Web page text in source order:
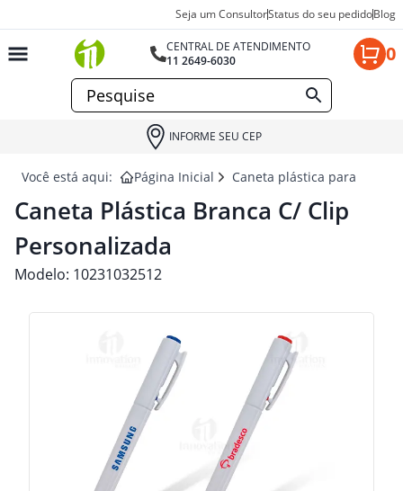
Seja um ConsultorStatus do seu pedidoBlog
CENTRAL DE ATENDIMENTO
11 2649-6030
0
INFORME SEU CEP
Você está aqui: Página Inicial Caneta plástica para
Caneta Plástica Branca C/ Clip
Personalizada
Modelo: 10231032512